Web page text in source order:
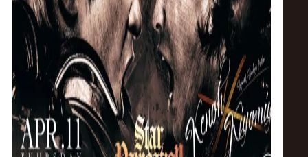
式
サ
イ
ト